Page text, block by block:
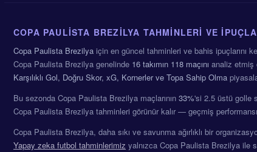
COPA PAULISTA BREZILYA TAHMINLERI VE
Copa Paulista Brezilya için en güncel tahminleri ve bahis ipuçlarını
Copa Paulista Brezilya genelinde 16 takımın 118 maçını analiz etmiş
Karşılıklı Gol, Doğru Skor, xG, Kornerler ve Topa Sahip Olma
Bu sezonda Copa Paulista Brezilya maçlarının 33%'si 2.5 üstü golle
Copa Paulista Brezilya tahminleri görünür kalır — geçmiş
Copa Paulista Brezilya, daha sıkı ve savunma ağırlıklı bir
Yapay zeka futbol tahminlerimiz yalnızca Copa Paulista Brezilya ile